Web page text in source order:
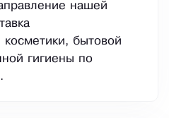
нашей
косметики, бытовой
гигиены по